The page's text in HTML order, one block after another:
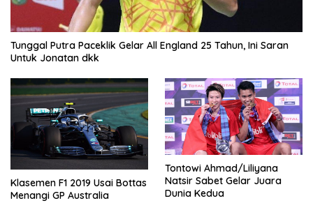
Tunggal Putra Paceklik Gelar All England 25 Tahun, Ini Saran
Untuk Jonatan dkk
Klasemen F1 2019 Usai Bottas
Menangi GP Australia
Tontowi Ahmad/Liliyana
Natsir Sabet Gelar Juara
Dunia Kedua